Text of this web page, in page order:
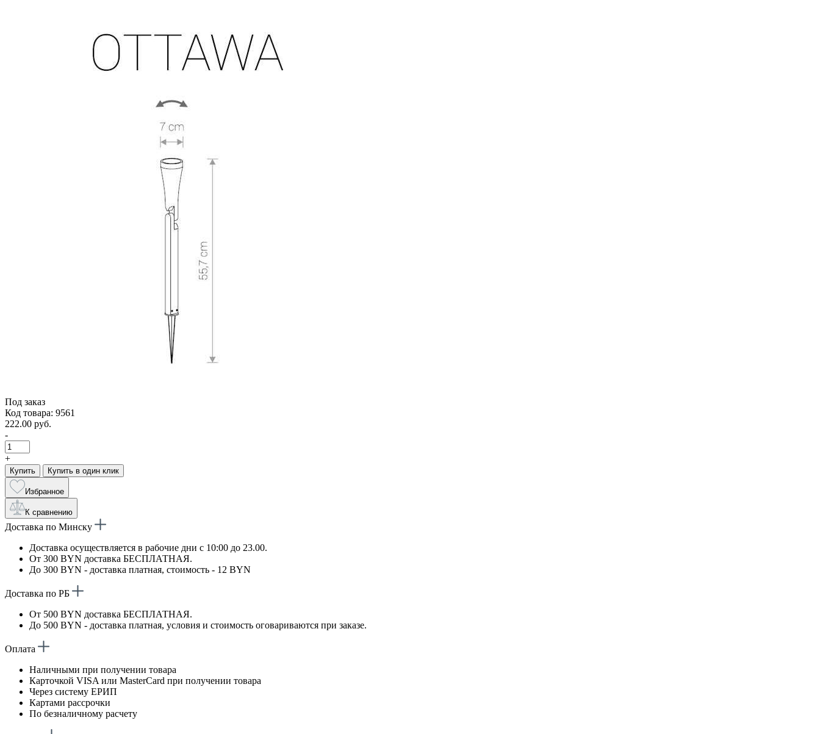
Под заказ
Код товара: 9561
222.00 руб.
-
+
Купить Купить в один клик
Избранное
К сравнению
Доставка по Минску
Доставка осуществляется в рабочие дни с 10:00 до 23.00.
От 300 BYN доставка БЕСПЛАТНАЯ.
До 300 BYN - доставка платная, стоимость - 12 BYN
Доставка по РБ
От 500 BYN доставка БЕСПЛАТНАЯ.
До 500 BYN - доставка платная, условия и стоимость оговариваются при заказе.
Оплата
Наличными при получении товара
Карточкой VISA или MasterCard при получении товара
Через систему ЕРИП
Картами рассрочки
По безналичному расчету